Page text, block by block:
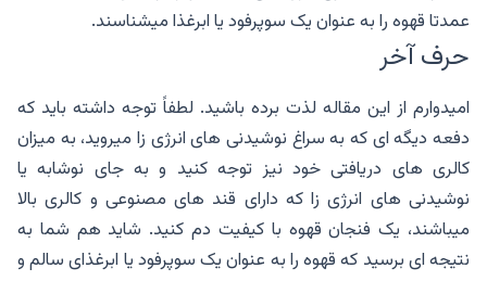
عمدتا قهوه را به عنوان یک سوپرفود یا ابرغذا میشناسند.
حرف آخر
امیدوارم از این مقاله لذت برده باشید. لطفاً توجه داشته باید که
دفعه دیگه ای که به سراغ نوشیدنی های انرژی زا میروید، به میزان
کالری های دریافتی خود نیز توجه کنید و به جای نوشابه یا
نوشیدنی های انرژی زا که دارای قند های مصنوعی و کالری بالا
میباشند، یک فنجان قهوه با کیفیت دم کنید. شاید هم شما به
نتیجه ای برسید که قهوه را به عنوان یک سوپرفود یا ابرغذای سالم و